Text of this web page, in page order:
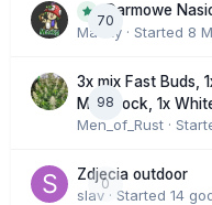
70
Darmowe
Macky · Started 8
98
3x mix Fast Buds,
Moonrock, 1x
Men_of_Rust ·
0
Zdjecia outdoor
slav · Started 14